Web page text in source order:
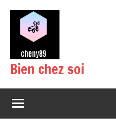
contenu
Bien chez soi